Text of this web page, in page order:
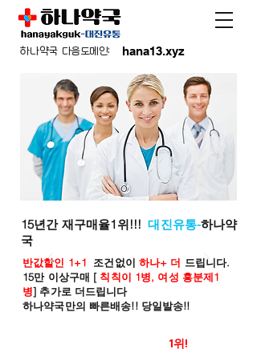
hana13.xyz
하나약국 다음도메인:
15년간 재구매율1위!!!대진유통-하나약
국
반값할인 1+1 조건없이 하나+ 더 드립니다.
15만 이상구매 [ 칙칙이 1병, 여성 흥분제1
병] 추가로 더드립니다
하나약국만의 빠른배송!! 당일발송!!
1위!